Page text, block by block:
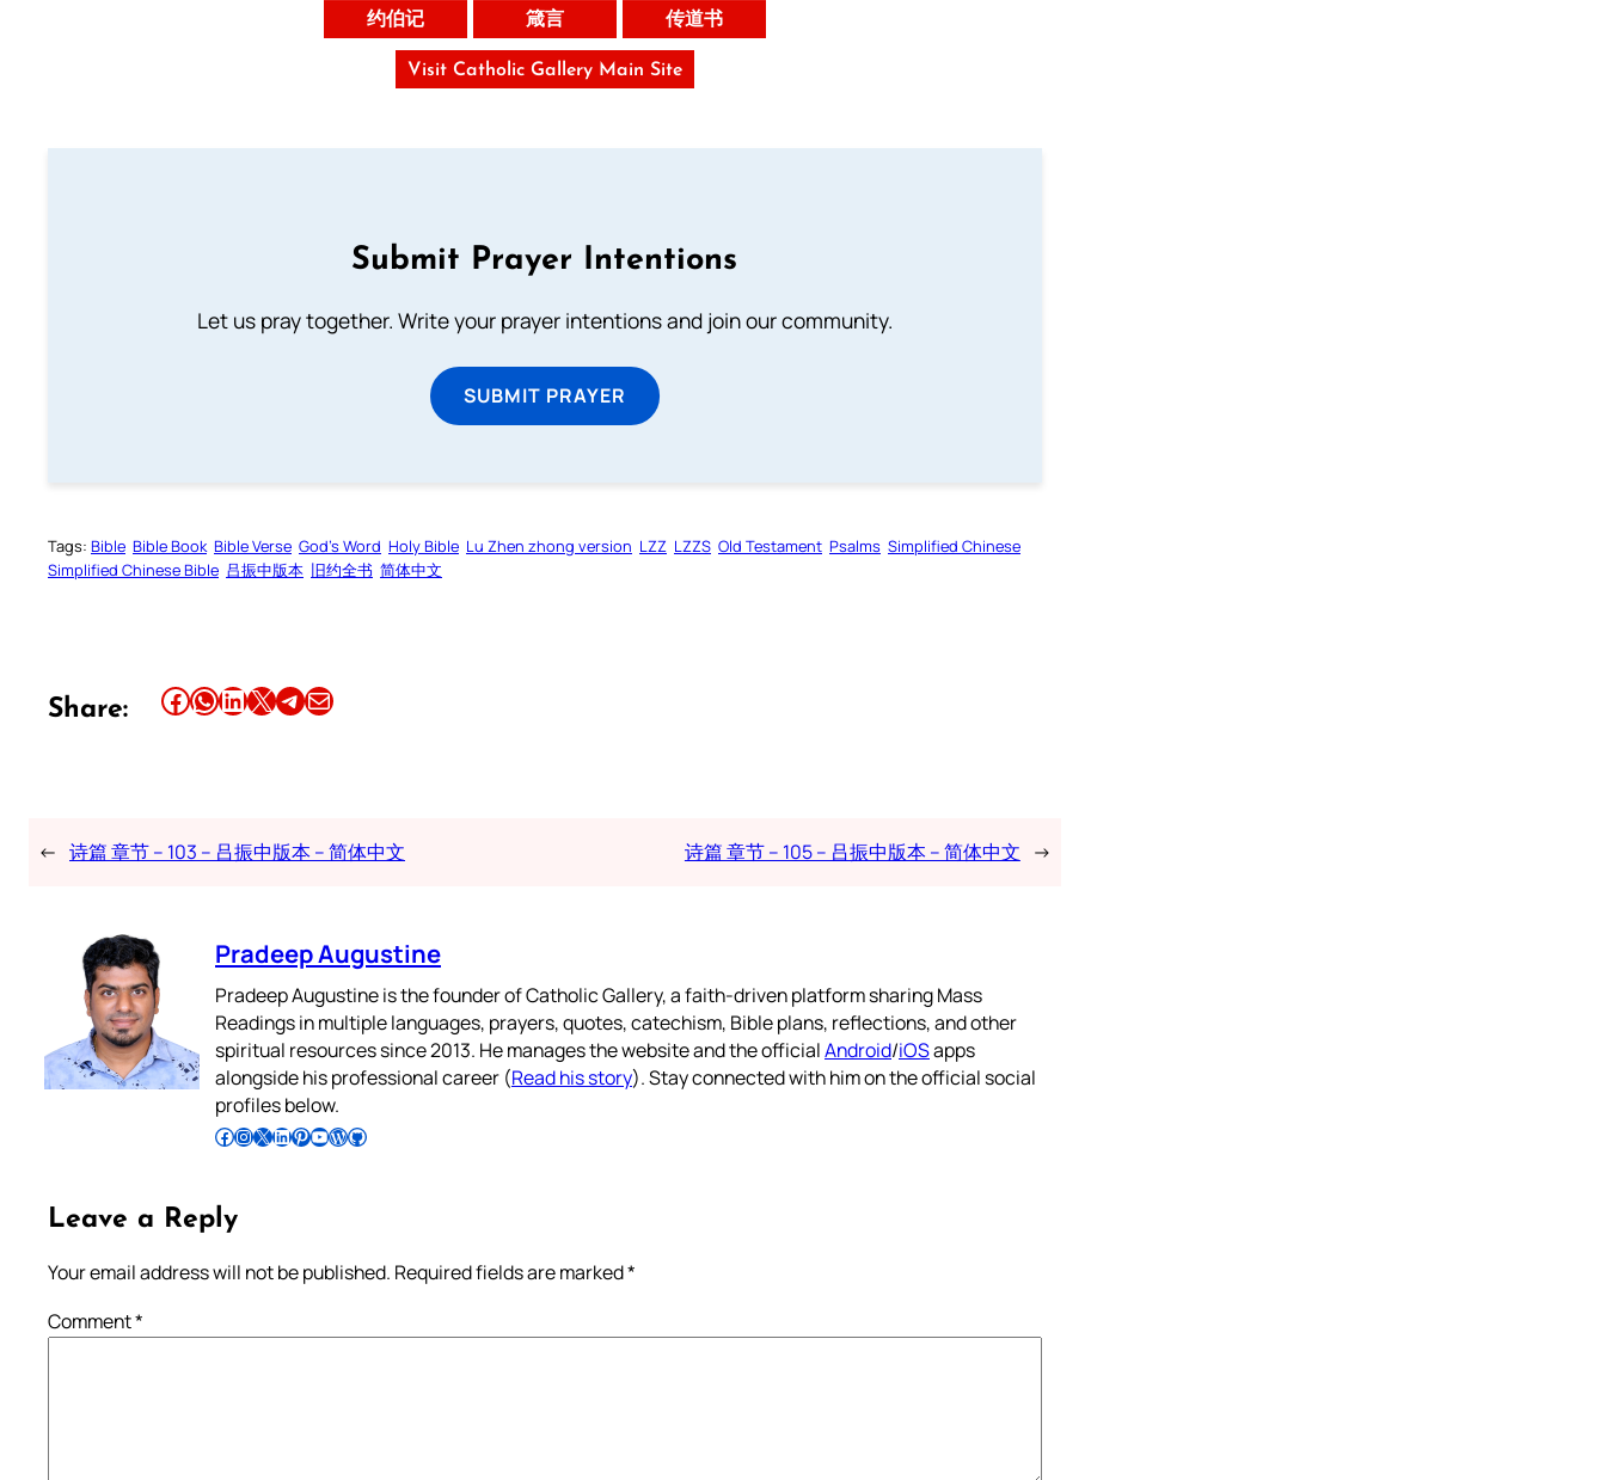
约伯记 箴言 传道书
Visit Catholic Gallery Main Site
Submit Prayer Intentions
Let us pray together. Write your prayer intentions and join our community.
SUBMIT PRAYER
Tags: Bible Bible Book Bible Verse God’s Word Holy Bible Lu Zhen zhong version LZZ LZZS Old Testament Psalms Simplified Chinese
Simplified Chinese Bible 吕振中版本 旧约全书 简体中文
Share: Share this article on Facebook Share this article on WhatsApp Share this article on LinkedIn Share this article on X Share this article on TelegramEmail this Article
← 诗篇 章节 – 103 – 吕振中版本 – 简体中文 诗篇 章节 – 105 – 吕振中版本 – 简体中文 →
Pradeep Augustine
Pradeep Augustine is the founder of Catholic Gallery, a faith-driven platform sharing Mass
Readings in multiple languages, prayers, quotes, catechism, Bible plans, reflections, and other
spiritual resources since 2013. He manages the website and the officialAndroid/iOSapps
alongside his professional career (Read his story). Stay connected with him on the official social
profiles below.
Follow Pradeep on Facebook Follow Pradeep on InstagramFollow Pradeep on X Follow Pradeep on LinkedIn Follow Pradeep on Pinterest Subscribe to Pradeep’s Youtube Channel Follow Pradeep on WordPress Follow Pradeep on GitHub
Leave a Reply
Your email address will not be published. Required fields are marked*
Comment*